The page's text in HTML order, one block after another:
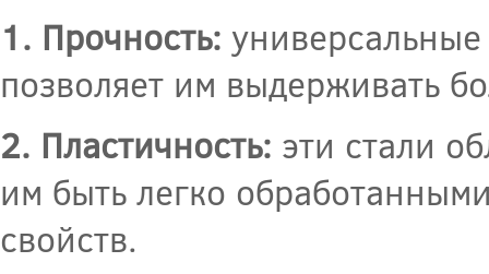
1. Прочность:
позволяет им выдерживать
2. Пластичность: эти стали
им быть легко
свойств.